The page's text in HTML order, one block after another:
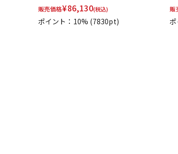
販売価格¥86,130(税込)
ポイント：10% (7830pt)
販